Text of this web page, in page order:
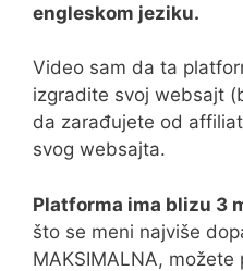
engleskom jeziku.
Video sam da ta
izgradite svoj websajt
da zarađujete od
svog websajta.
Platforma ima blizu 3
što se meni najviše
MAKSIMALNA,